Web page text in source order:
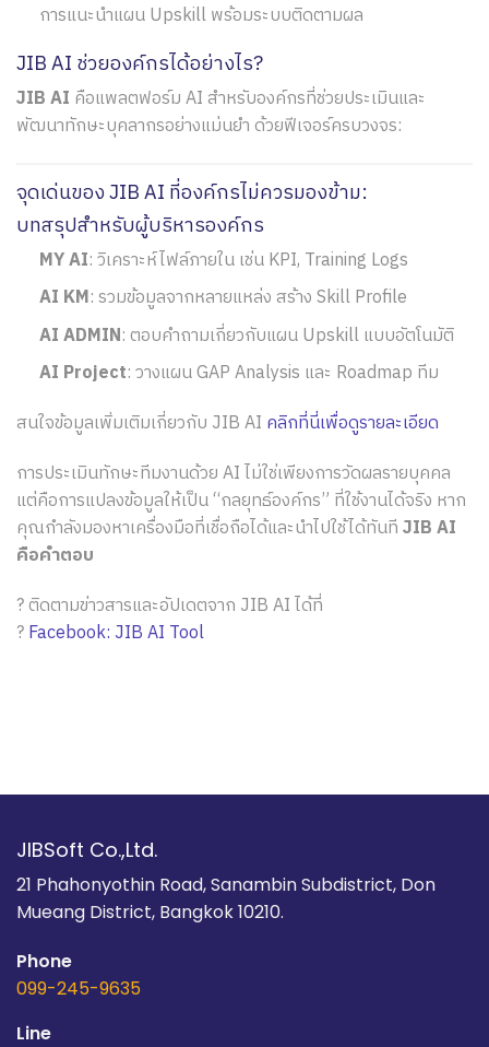
การแนะนำแผน Upskill พร้อมระบบติดตามผล
JIB AI ช่วยองค์กรได้อย่างไร?
JIB AI คือแพลตฟอร์ม AI สำหรับองค์กรที่ช่วยประเมินและ
พัฒนาทักษะบุคลากรอย่างแม่นยำ ด้วยฟีเจอร์ครบวงจร:
จุดเด่นของ JIB AI ที่องค์กรไม่ควรมองข้าม:
บทสรุปสำหรับผู้บริหารองค์กร
MY AI: วิเคราะห์ไฟล์ภายใน เช่น KPI, Training Logs
AI KM: รวมข้อมูลจากหลายแหล่ง สร้าง Skill Profile
AI ADMIN: ตอบคำถามเกี่ยวกับแผน Upskill แบบอัตโนมัติ
AI Project: วางแผน GAP Analysis และ Roadmap ทีม
สนใจข้อมูลเพิ่มเติมเกี่ยวกับ JIB AI คลิกที่นี่เพื่อดูรายละเอียด
การประเมินทักษะทีมงานด้วย AI ไม่ใช่เพียงการวัดผลรายบุคคล
แต่คือการแปลงข้อมูลให้เป็น “กลยุทธ์องค์กร” ที่ใช้งานได้จริง หาก
คุณกำลังมองหาเครื่องมือที่เชื่อถือได้และนำไปใช้ได้ทันทีJIB AI
คือคำตอบ
? ติดตามข่าวสารและอัปเดตจาก JIB AI ได้ที่
?Facebook: JIB AI Tool
JIBSoft Co.,Ltd.
21 Phahonyothin Road, Sanambin Subdistrict, Don
Mueang District, Bangkok 10210.
Phone
099-245-9635
Line